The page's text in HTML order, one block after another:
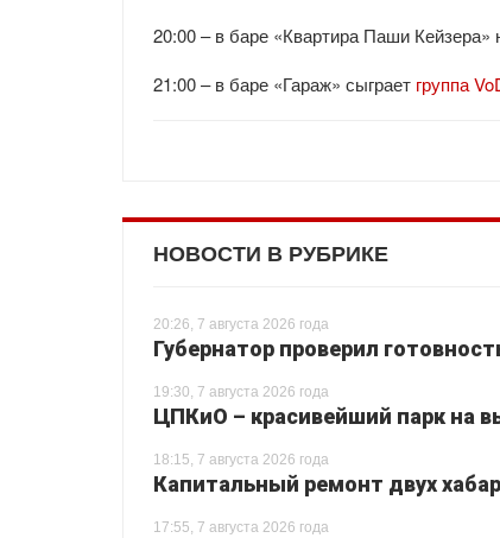
20:00 – в баре «Квартира Паши Кейзера»
21:00 – в баре «Гараж» сыграет группа
НОВОСТИ В РУБРИКЕ
20:26, 7 августа 2026 года
Губернатор проверил
19:30, 7 августа 2026 года
ЦПКиО – красивейший парк на
18:15, 7 августа 2026 года
Капитальный ремонт двух
17:55, 7 августа 2026 года